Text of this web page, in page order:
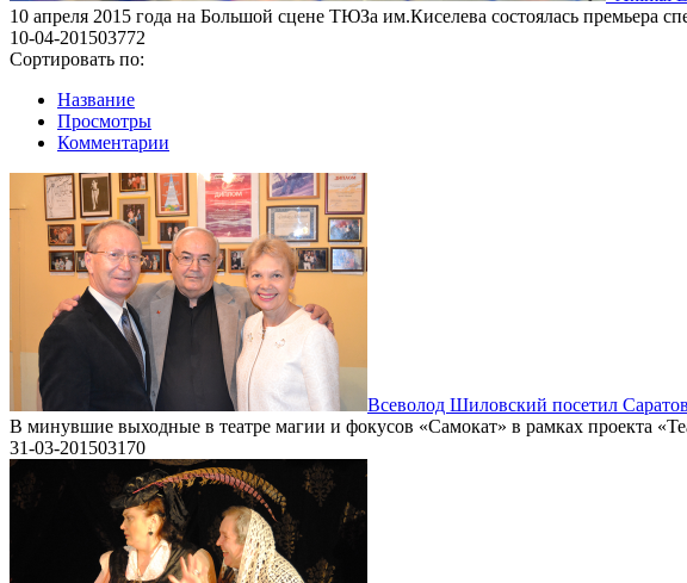
10 апреля 2015 года на Большой сцене ТЮЗа им.Киселева состоялась премьера
10-04-201503772
Сортировать по:
Название
Просмотры
Комментарии
Всеволод Шиловский посетил Саратов
В минувшие выходные в театре магии и фокусов «Самокат» в рамках проекта
31-03-201503170